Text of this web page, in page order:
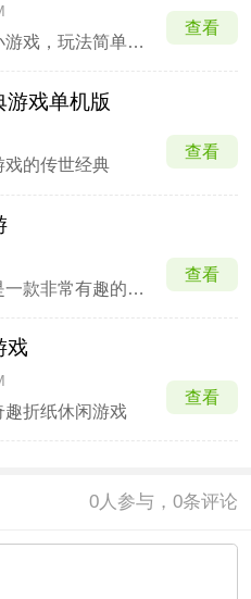
一款休闲经验小游戏，玩法简单、爽快感极强
查看
游戏单机版
戏的传世经典
查看
嘻哈酷跑手游是一款非常有趣的热血美漫花式跑酷游戏。该游戏采用经典的横屏闯关形式，在画风上采用美漫风格制作，在玩法上玩家可召集不同类型的嘻哈高手，在奇异的都市之间开启冒险，享受跳跃、冲刺、碰撞带来的刺激，还可以定制你的个性皮肤和奇葩道具，还有有许多不同的主题关卡及上百个英雄角
查看
戏
折纸休闲游戏
查看
0人参与，0条评论